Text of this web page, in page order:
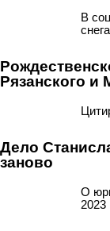
В
Рязанского и
Дело
заново
О
2023